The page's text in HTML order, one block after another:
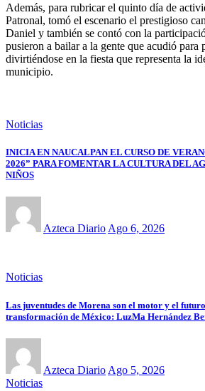
Además, para rubricar el quinto día de
Patronal, tomó el escenario el prestigioso
Daniel y también se contó con la
pusieron a bailar a la gente que acudió para
divirtiéndose en la fiesta que representa la
municipio.
Noticias
INICIA EN NAUCALPAN EL CURSO DE
2026” PARA FOMENTAR LA CULTURA DEL
NIÑOS
Azteca Diario Ago 6, 2026
Noticias
Las juventudes de Morena son el motor y el
transformación de México: LuzMa Hernández
Azteca Diario Ago 5, 2026
Noticias